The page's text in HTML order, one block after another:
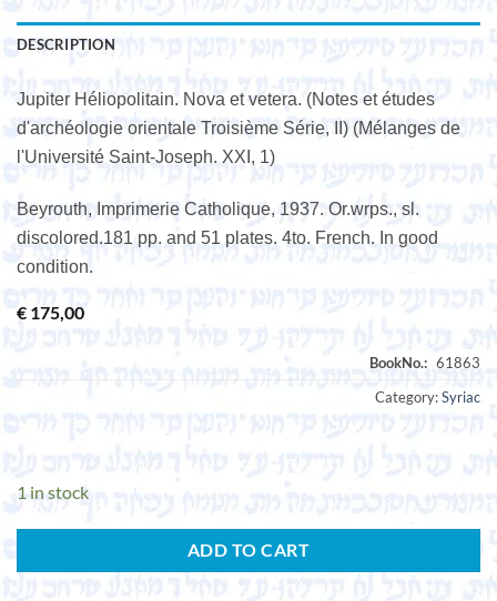
DESCRIPTION
Jupiter Héliopolitain. Nova et vetera. (Notes et études
d'archéologie orientale Troisième Série, II) (Mélanges de
l'Université Saint-Joseph. XXI, 1)
Beyrouth, Imprimerie Catholique, 1937. Or.wrps., sl.
discolored.181 pp. and 51 plates. 4to. French. In good
condition.
€ 175,00
Category:Syriac
1 in stock
ADD TO CART